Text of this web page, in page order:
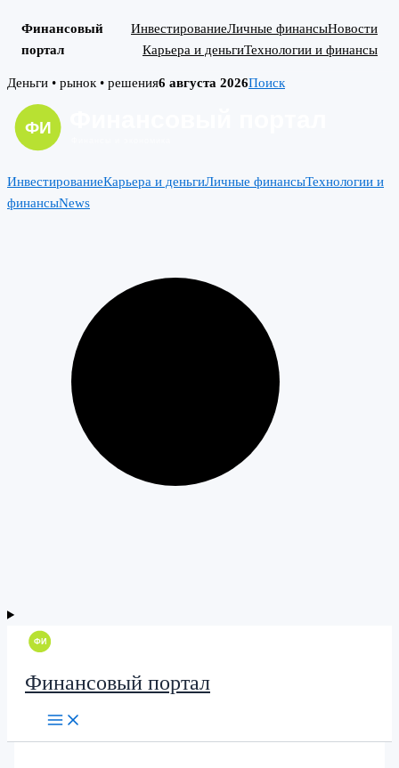
Финансовый
портал
ИнвестированиеЛичные финансыНовости
Карьера и деньгиТехнологии и финансы
Skip
content
Деньги • рынок • решения6 августа 2026Поиск
ИнвестированиеКарьера и деньгиЛичные финансыТехнологии и
финансыNews
Финансовый портал